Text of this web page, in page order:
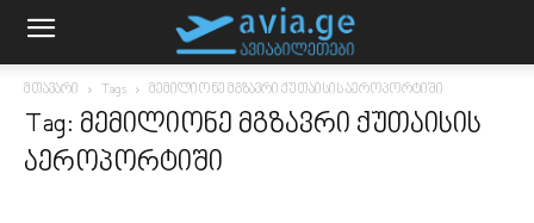
მთავარი Tags მემილიონე მგზავრი ქუთაისის აეროპორტიში
Tag: მემილიონე მგზავრი ქუთაისის
აეროპორტიში